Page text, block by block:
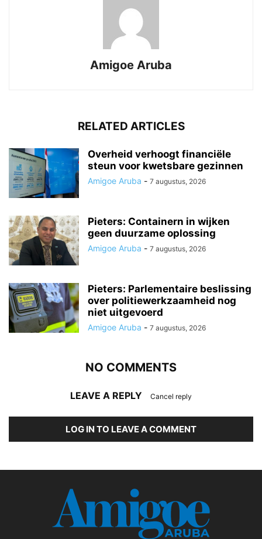
Amigoe Aruba
RELATED ARTICLES
Overheid verhoogt financiële
steun voor kwetsbare gezinnen
Amigoe Aruba - 7 augustus, 2026
Pieters: Containern in wijken
geen duurzame oplossing
Amigoe Aruba - 7 augustus, 2026
Pieters: Parlementaire beslissing
over politiewerkzaamheid nog
niet uitgevoerd
Amigoe Aruba - 7 augustus, 2026
NO COMMENTS
LEAVE A REPLY Cancel reply
LOG IN TO LEAVE A COMMENT